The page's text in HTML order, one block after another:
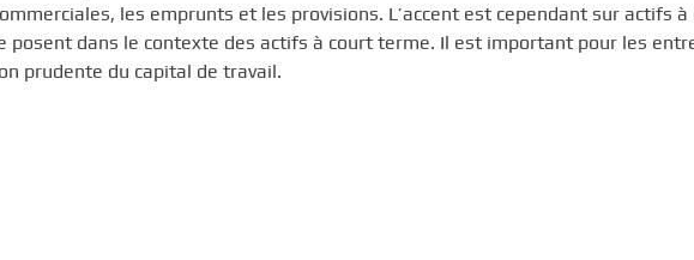
les emprunts et les provisions. L’accent est cependant sur actifs à
dans le contexte des actifs à court terme. Il est important pour les
prudente du capital de travail.